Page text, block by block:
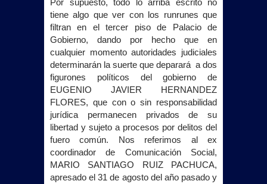
Por supuesto, todo lo arriba escrito no
tiene algo que ver con los runrunes que
filtran en el tercer piso de Palacio de
Gobierno, dando por hecho que en
cualquier momento autoridades judiciales
determinarán la suerte que deparará a dos
figurones políticos del gobierno de
EUGENIO JAVIER HERNANDEZ
FLORES, que con o sin responsabilidad
jurídica permanecen privados de su
libertad y sujeto a procesos por delitos del
fuero común. Nos referimos al ex
coordinador de Comunicación Social,
MARIO SANTIAGO RUIZ PACHUCA,
apresado el 31 de agosto del año pasado y